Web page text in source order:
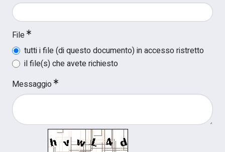
File
tutti i file (di questo documento) in accesso ristretto
il file(s) che avete richiesto
Messaggio